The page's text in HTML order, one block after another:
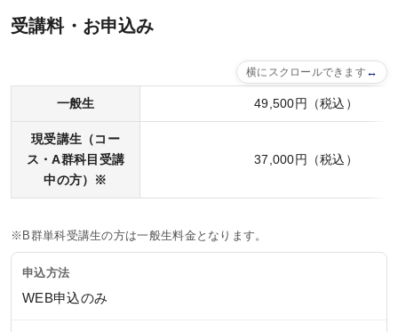
受講料・お申込み
横にスクロールできます
一般生 49,500円（税込）
現受講生（コー
ス・A群科目受講
中の方）※
37,000円（税込）
※B群単科受講生の方は一般生料金となります。
申込方法
WEB申込のみ